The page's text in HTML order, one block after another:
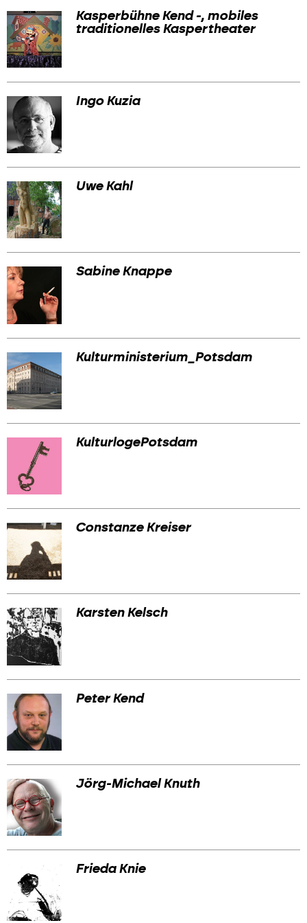
Kasperbühne Kend -, mobiles
traditionelles Kaspertheater
Ingo Kuzia
Uwe Kahl
Sabine Knappe
Kulturministerium_Potsdam
KulturlogePotsdam
Constanze Kreiser
Karsten Kelsch
Peter Kend
Jörg-Michael Knuth
Frieda Knie